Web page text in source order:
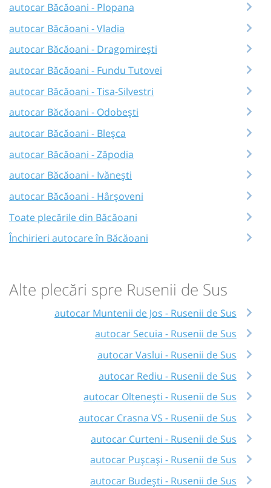
autocar Băcăoani - Plopana
autocar Băcăoani - Vladia
autocar Băcăoani - Dragomirești
autocar Băcăoani - Fundu Tutovei
autocar Băcăoani - Tisa-Silvestri
autocar Băcăoani - Odobești
autocar Băcăoani - Bleșca
autocar Băcăoani - Zăpodia
autocar Băcăoani - Ivănești
autocar Băcăoani - Hârșoveni
Toate plecările din Băcăoani
Închirieri autocare în Băcăoani
Alte plecări spre Rusenii de Sus
autocar Muntenii de Jos - Rusenii de Sus
autocar Secuia - Rusenii de Sus
autocar Vaslui - Rusenii de Sus
autocar Rediu - Rusenii de Sus
autocar Oltenești - Rusenii de Sus
autocar Crasna VS - Rusenii de Sus
autocar Curteni - Rusenii de Sus
autocar Pușcași - Rusenii de Sus
autocar Budești - Rusenii de Sus